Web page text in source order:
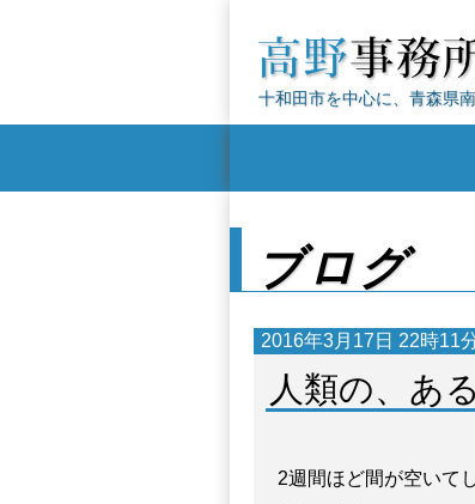
十和田市を中心に、青森県
ブログ
2016年3月17日 22時11
人類の、あ
2週間ほど間が空いて